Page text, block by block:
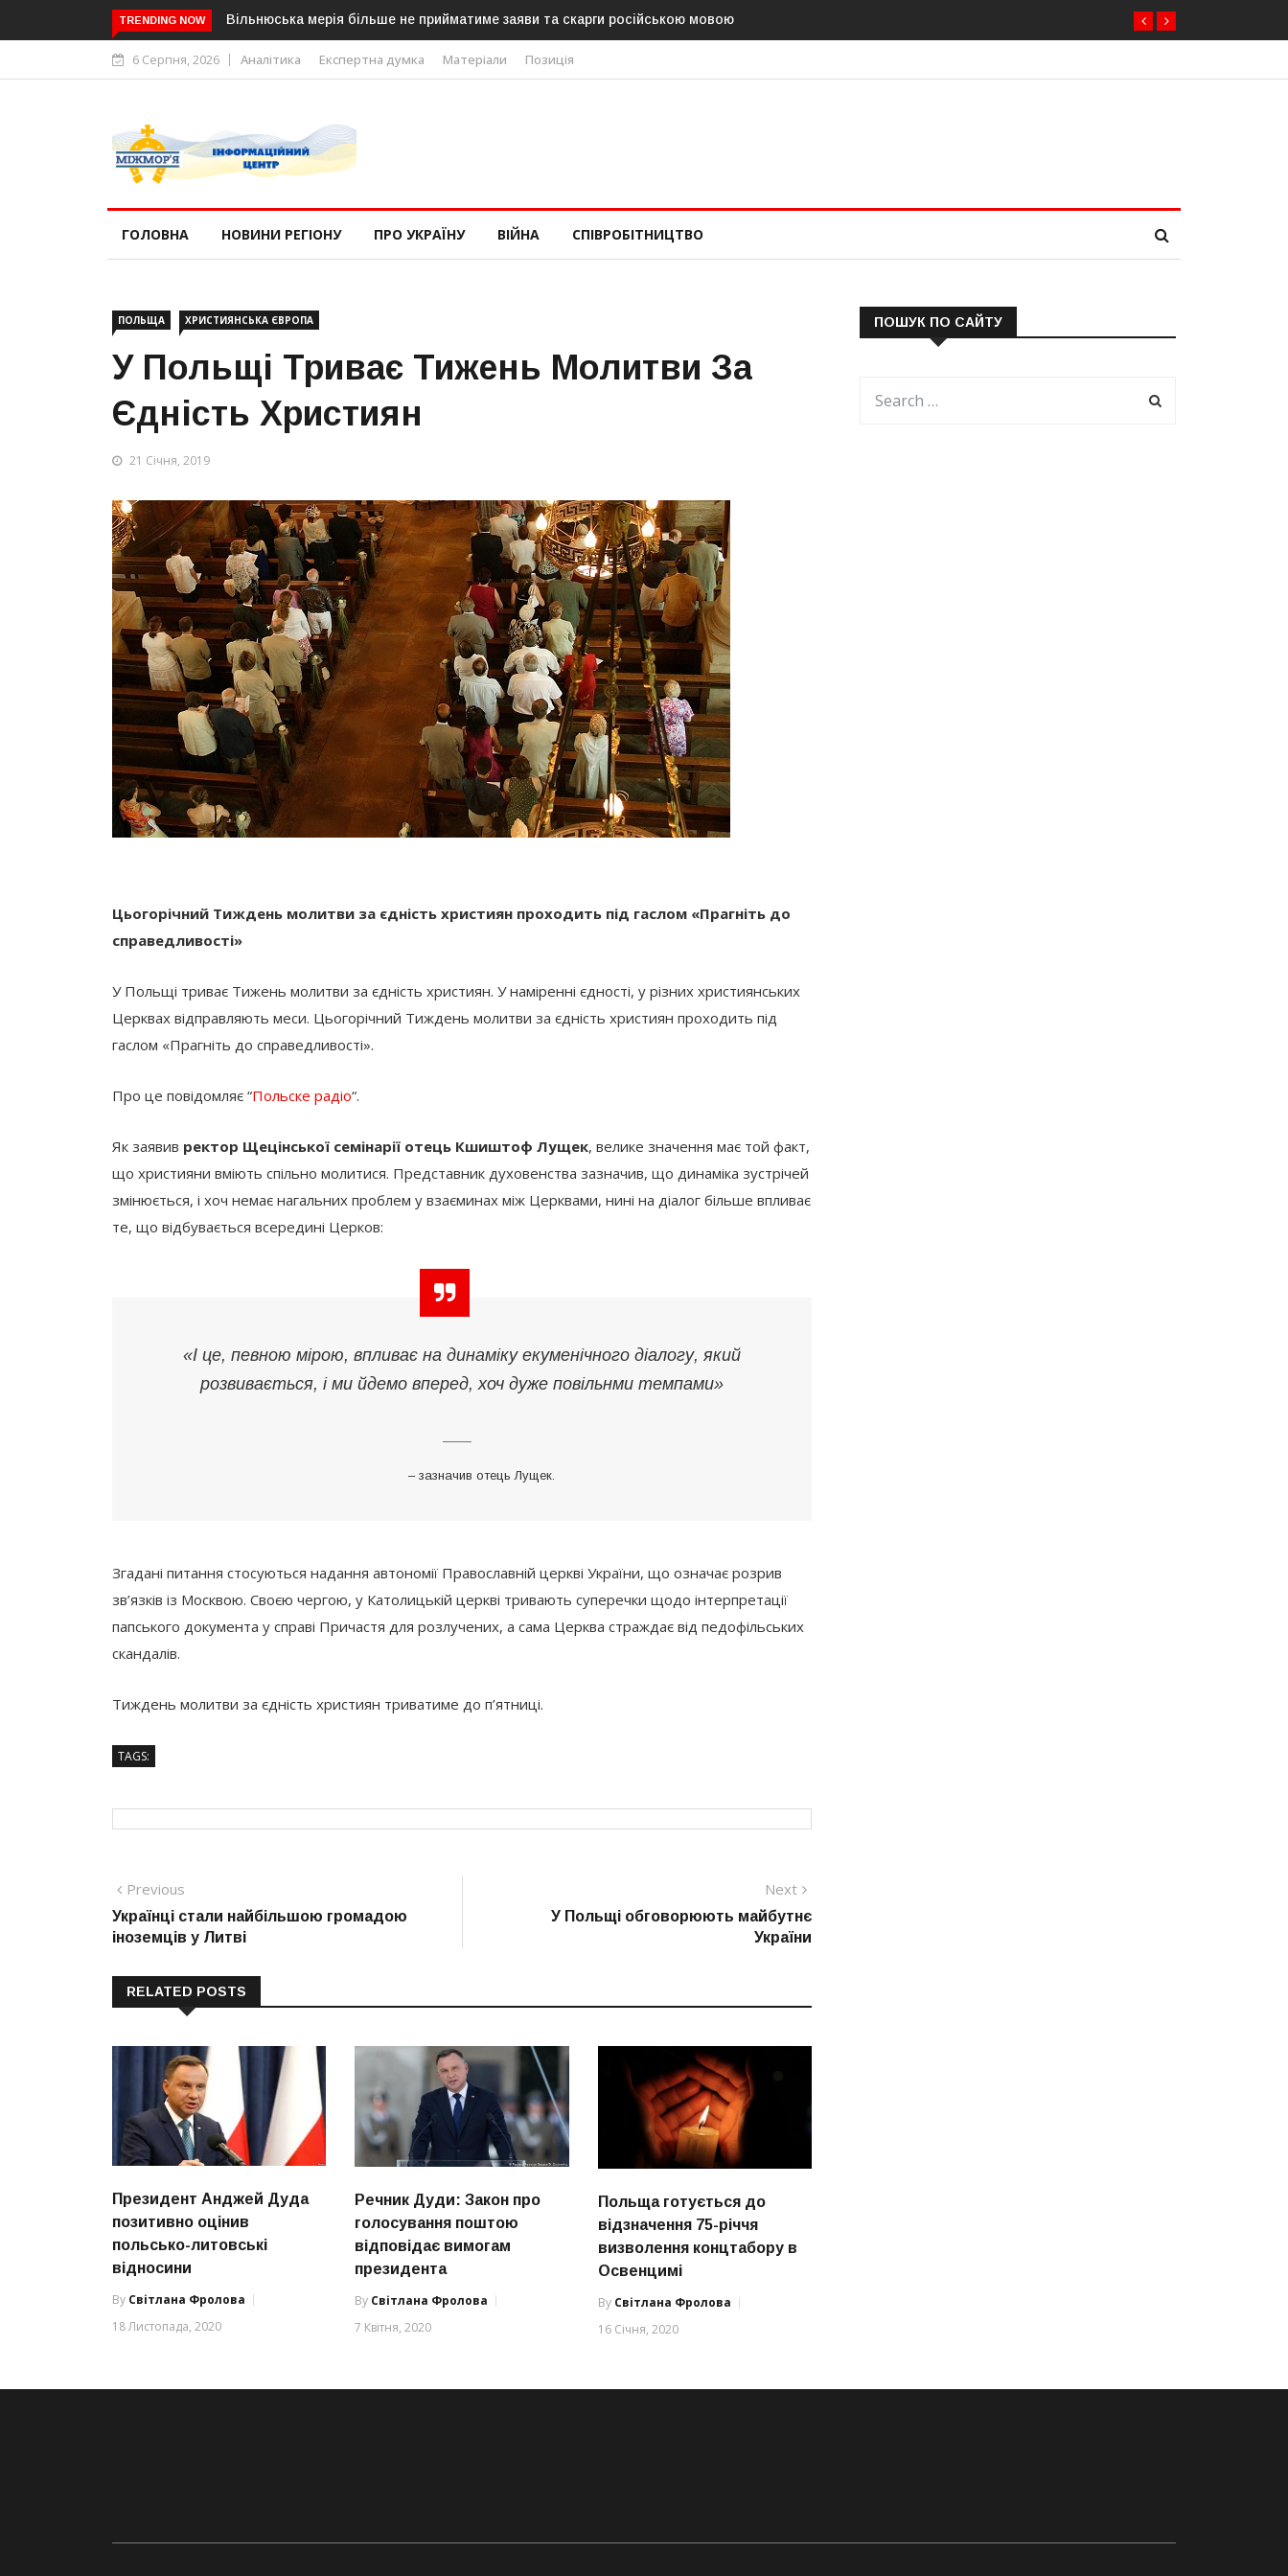
TRENDING NOW Вільнюська мерія більше не прийматиме заяви та скарги російською мовою
6 Серпня, 2026 Аналітика Експертна думка Матеріали Позиція
ГОЛОВНА НОВИНИ РЕГІОНУ ПРО УКРАЇНУ ВІЙНА СПІВРОБІТНИЦТВО
ПОЛЬЩА ХРИСТИЯНСЬКА ЄВРОПА
У Польщі Триває Тижень Молитви За
Єдність Християн
21 Січня, 2019
Цьогорічний Тиждень молитви за єдність християн проходить під гаслом «Прагніть до
справедливості»
У Польщі триває Тижень молитви за єдність християн. У наміренні єдності, у різних християнських
Церквах відправляють меси. Цьогорічний Тиждень молитви за єдність християн проходить під
гаслом «Прагніть до справедливості».
Про це повідомляє “Польске радіо“.
Як заявив ректор Щецінської семінарії отець Кшиштоф Лущек, велике значення має той факт,
що християни вміють спільно молитися. Представник духовенства зазначив, що динаміка зустрічей
змінюється, і хоч немає нагальних проблем у взаєминах між Церквами, нині на діалог більше впливає
те, що відбувається всередині Церков:
«І це, певною мірою, впливає на динаміку екуменічного діалогу, який
розвивається, і ми йдемо вперед, хоч дуже повільнми темпами»
– зазначив отець Лущек.
Згадані питання стосуються надання автономії Православній церкві України, що означає розрив
зв’язків із Москвою. Своєю чергою, у Католицькій церкві тривають суперечки щодо інтерпретації
папського документа у справі Причастя для розлучених, а сама Церква страждає від педофільських
скандалів.
Тиждень молитви за єдність християн триватиме до п’ятниці.
TAGS:
Навігація
записів
Previous
post:
Українці стали найбільшою громадою
іноземців у Литві
Next
post:
У Польщі обговорюють майбутнє
України
RELATED POSTS
Президент Анджей Дуда
позитивно оцінив
польсько-литовські
відносини
By Світлана Фролова
18 Листопада, 2020
Речник Дуди: Закон про
голосування поштою
відповідає вимогам
президента
By Світлана Фролова
7 Квітня, 2020
Польща готується до
відзначення 75-річчя
визволення концтабору в
Освенцимі
By Світлана Фролова
16 Січня, 2020
ПОШУК ПО САЙТУ